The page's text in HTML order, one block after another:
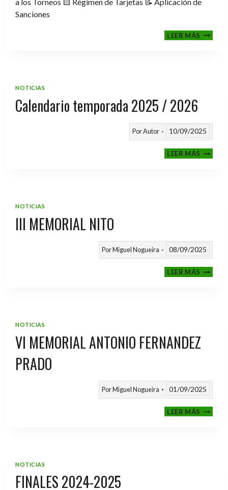
Sanciones
LEER MÁSFASE
NOTICIAS
Calendario temporada 2025 / 2026
PorAutor 10/09/2025
LEER MÁS
NOTICIAS
III MEMORIAL NITO
PorMiguel Nogueira 08/09/2025
LEER MÁSIII
NOTICIAS
VI MEMORIAL ANTONIO FERNANDEZ
PRADO
PorMiguel Nogueira 01/09/2025
LEER MÁSVI
NOTICIAS
FINALES 2024-2025